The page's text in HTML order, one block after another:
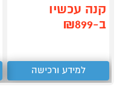
קנה עכשיו
ב-₪899
למידע ורכישה